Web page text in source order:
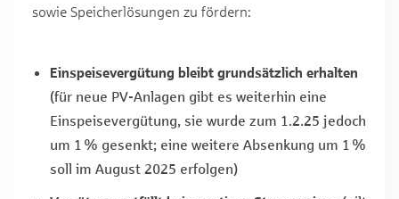
sowie Speicherlösungen zu fördern:
Einspeisevergütung bleibt grundsätzlich erhalten
(für neue PV-Anlagen gibt es weiterhin eine
Einspeisevergütung, sie wurde zum 1.2.25 jedoch
um 1 % gesenkt; eine weitere Absenkung um 1 %
soll im August 2025 erfolgen)